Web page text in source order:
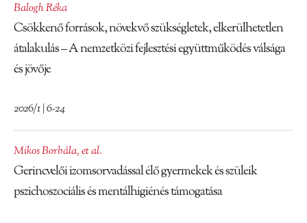
Balogh Réka
Csökkenő források, növekvő szükségletek, elkerülhetetlen
átalakulás – A nemzetközi fejlesztési együttműködés válsága
és jövője
2026/1 | 6-24
Mikos Borbála,et al.
Gerincvelői izomsorvadással élő gyermekek és szüleik
pszichoszociális és mentálhigiénés támogatása